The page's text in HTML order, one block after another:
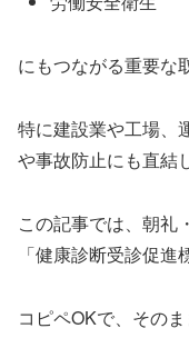
にもつながる重要な
特に建設業や工場、
や事故防止にも直結
この記事では、朝礼
「健康診断受診促進
コピペOKで、その